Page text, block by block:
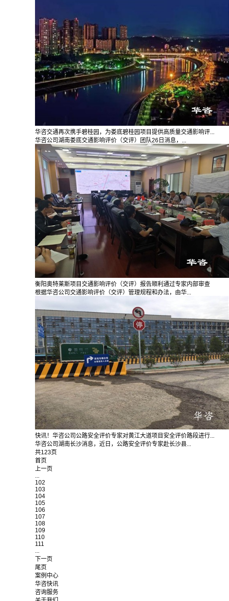
华咨交通再次携手碧桂园，为娄底碧桂园项目提供高质量交通影响评...
华咨公司湖南娄底交通影响评价（交评）团队26日消息，...
衡阳奥特莱斯项目交通影响评价（交评）报告顺利通过专家内部审查
根据华咨公司交通影响评价（交评）管理规程和办法，由华...
快讯！华咨公司公路安全评价专家对黄江大道项目安全评价路段进行...
华咨公司湖南长沙消息，近日，公路安全评价专家赴长沙县...
共123页
首页
上一页
102
103
104
105
106
107
108
109
110
111
下一页
尾页
案例中心
华咨快讯
咨询服务